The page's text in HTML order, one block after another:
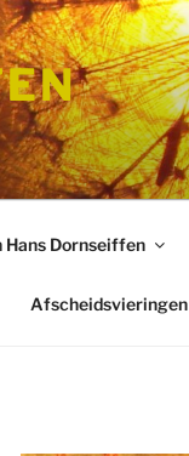
Dornseiffen
Afscheidsvieringen